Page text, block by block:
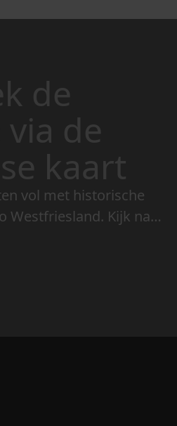
de
de
kaart
vol met historische
Westfriesland. Kijk naar